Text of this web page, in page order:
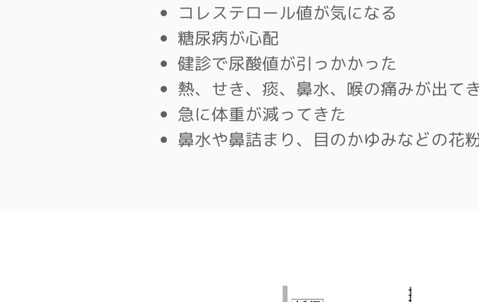
コレステロール値が気になる
糖尿病が心配
健診で​尿酸値が引っかかった
熱、せき、痰、鼻水、喉の痛みが出て
急に体重が減ってきた
​鼻水や鼻詰まり、目のかゆみなどの花